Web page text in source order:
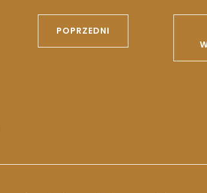
POPRZEDNI